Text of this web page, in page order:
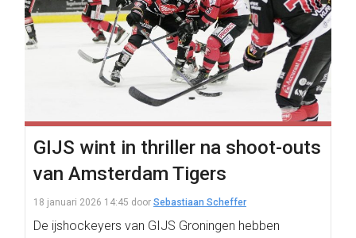
GIJS wint in thriller na shoot-outs
van Amsterdam Tigers
18 januari 2026 14:45 door Sebastiaan Scheffer
De ijshockeyers van GIJS Groningen hebben